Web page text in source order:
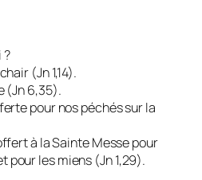
?
(Jn 1,14).
(Jn 6,35).
pour nos péchés sur la
à la Sainte Messe pour
pour les miens (Jn 1,29).